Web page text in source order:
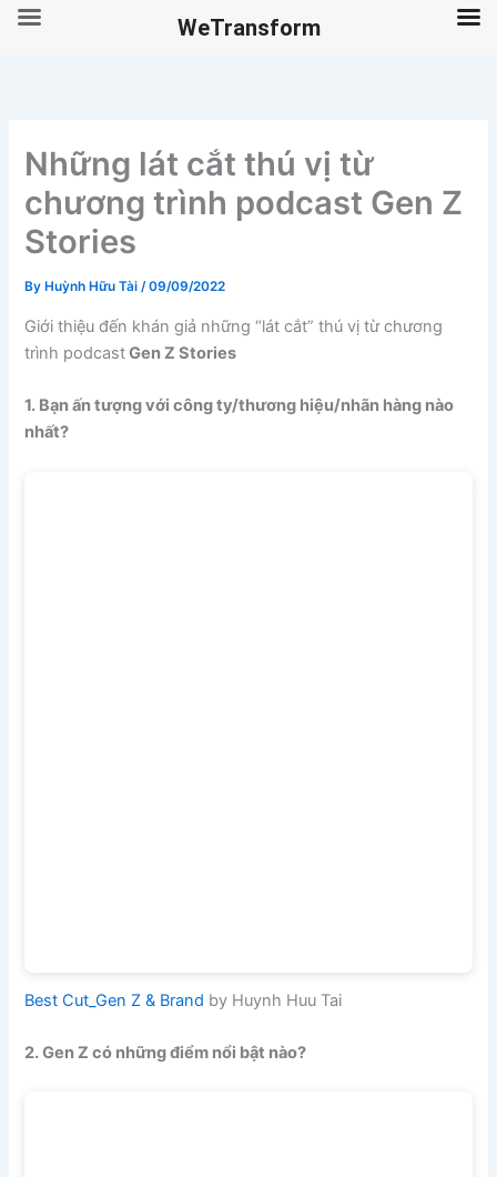
Những lát cắt thú vị từ
chương trình podcast Gen Z
Stories
By Huỳnh Hữu Tài/09/09/2022
Giới thiệu đến khán giả những “lát cắt” thú vị từ chương
trình podcastGen Z Stories
1. Bạn ấn tượng với công ty/thương hiệu/nhãn hàng nào
nhất?
Best Cut_Gen Z & Brand by Huynh Huu Tai
2. Gen Z có những điểm nổi bật nào?
WeTransform